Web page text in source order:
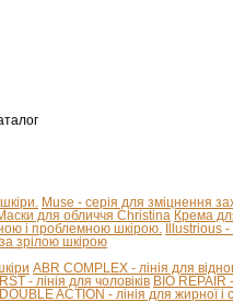
Muse - серія для зміцнення
для обличчя Christina Крема
і проблемною шкірою. Illustrious
зрілою шкірою
ABR COMPLEX - лінія для
- лінія для чоловіків BIO REPAIR
DOUBLE ACTION - лінія для жирної і